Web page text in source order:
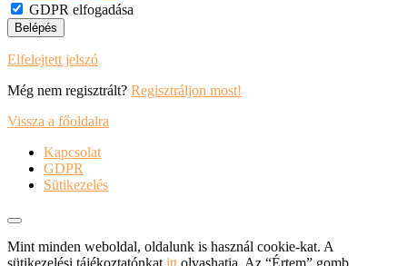
GDPR elfogadása
Belépés
Elfelejtett jelszó
Még nem regisztrált? Regisztráljon most!
Vissza a főoldalra
Kapcsolat
GDPR
Sütikezelés
Mint minden weboldal, oldalunk is használ cookie-kat. A
sütikezelési tájékoztatónkat itt olvashatja. Az “Értem” gomb